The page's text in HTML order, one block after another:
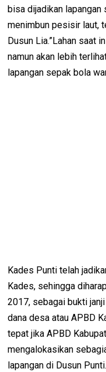
bisa dijadikan
menimbun pesisir laut,
Dusun Lia.”Lahan saat
namun akan lebih
lapangan sepak bola
Kades Punti telah
Kades, sehingga
2017, sebagai bukti
dana desa atau APBD
tepat jika APBD
mengalokasikan
lapangan di Dusun Punti.